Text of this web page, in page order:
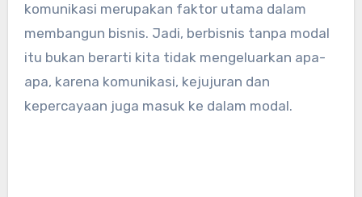
komunikasi merupakan faktor utama dalam
membangun bisnis. Jadi, berbisnis tanpa modal
itu bukan berarti kita tidak mengeluarkan apa-
apa, karena komunikasi, kejujuran dan
kepercayaan juga masuk ke dalam modal.